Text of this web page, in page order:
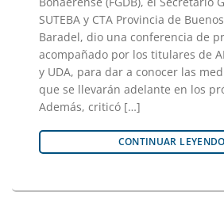
SUTEBA y CTA Provincia de
Baradel, dio una conferencia de
acompañado por los titulares de
y UDA, para dar a conocer las
que se llevarán adelante en los
Además, criticó […]
CONTINUAR LEYENDO